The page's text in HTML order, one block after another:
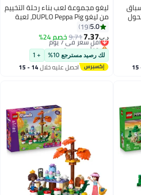
3 في 1، تتحول
14 - 15
ليغو مجموعة لعب بناء رحلة التخييم
من ليغو DUPLO‎ Peppa Pig، لعبة
خيمة وزورق للعب الإبداعي 10452
5.0
19
د.ب‏7.37
9.71خصم 24%أقل سعر في 7 يوم
بتخلّص بسرعة
أقل سعر في 7 يوم
لك رصيد مسترجع 10% + 1
احصل عليه خلال 14 - 15